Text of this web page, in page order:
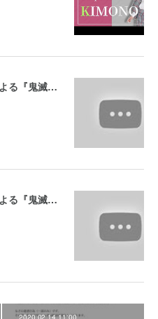
【YouTube】着物デザイナーによる『鬼滅の刃』衣装考察（後編）
【YouTube】着物デザイナーによる『鬼滅の刃』衣装考察（前編）
2020.02.14 11:00